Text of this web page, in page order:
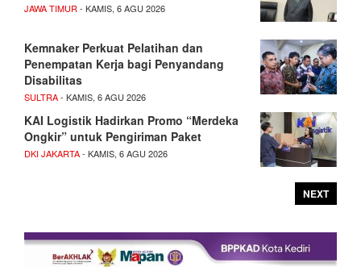
JAWA TIMUR - KAMIS, 6 AGU 2026
Kemnaker Perkuat Pelatihan dan
Penempatan Kerja bagi Penyandang
Disabilitas
SULTRA- KAMIS, 6 AGU 2026
KAI Logistik Hadirkan Promo “Merdeka
Ongkir” untuk Pengiriman Paket
DKI JAKARTA- KAMIS, 6 AGU 2026
NEXT